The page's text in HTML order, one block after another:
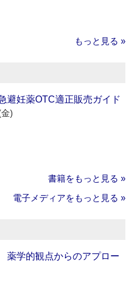
もっと見る »
避妊薬OTC適正販売ガイド
)
書籍をもっと見る »
電子メディアをもっと見る »
薬学的観点からのアプロー